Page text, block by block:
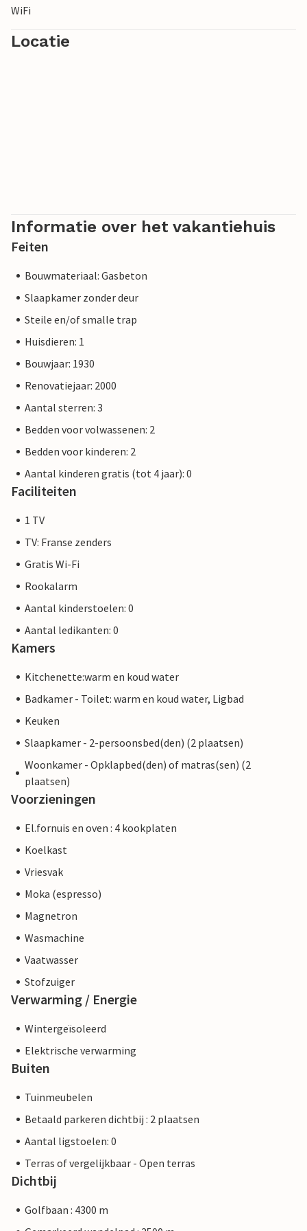
Verheug je op een veelbewogen vakantie aan zee.
WiFi
Locatie
Informatie over het vakantiehuis
Feiten
Bouwmateriaal: Gasbeton
Slaapkamer zonder deur
Steile en/of smalle trap
Huisdieren: 1
Bouwjaar: 1930
Renovatiejaar: 2000
Aantal sterren: 3
Bedden voor volwassenen: 2
Bedden voor kinderen: 2
Aantal kinderen gratis (tot 4 jaar): 0
Faciliteiten
1 TV
TV: Franse zenders
Gratis Wi-Fi
Rookalarm
Aantal kinderstoelen: 0
Aantal ledikanten: 0
Kamers
Kitchenette:warm en koud water
Badkamer - Toilet: warm en koud water, Ligbad
Keuken
Slaapkamer - 2-persoonsbed(den) (2 plaatsen)
Woonkamer - Opklapbed(den) of matras(sen) (2
plaatsen)
Voorzieningen
El.fornuis en oven : 4 kookplaten
Koelkast
Vriesvak
Moka (espresso)
Magnetron
Wasmachine
Vaatwasser
Stofzuiger
Verwarming / Energie
Wintergeïsoleerd
Elektrische verwarming
Buiten
Tuinmeubelen
Betaald parkeren dichtbij : 2 plaatsen
Aantal ligstoelen: 0
Terras of vergelijkbaar - Open terras
Dichtbij
Golfbaan : 4300 m